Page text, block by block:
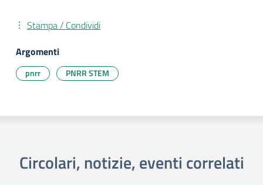
Stampa / Condividi
Argomenti
pnrr PNRR STEM
Circolari, notizie, eventi correlati